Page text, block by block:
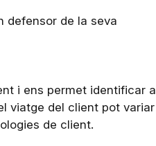
defensor de la seva
i ens permet identificar a
viatge del client pot variar
de client.